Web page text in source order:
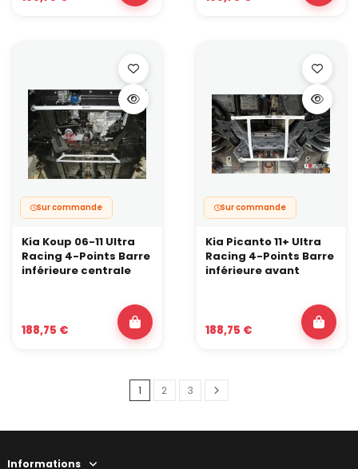
Sur commande
Kia Koup 06-11 Ultra
Racing 4-Points Barre
inférieure centrale
188,75 €
Sur commande
Kia Picanto 11+ Ultra
Racing 4-Points Barre
inférieure avant
188,75 €
1 2 3
Informations